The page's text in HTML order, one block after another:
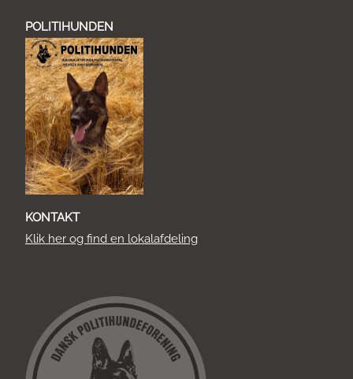
POLITIHUNDEN
KONTAKT
Klik her og find en lokalafdeling